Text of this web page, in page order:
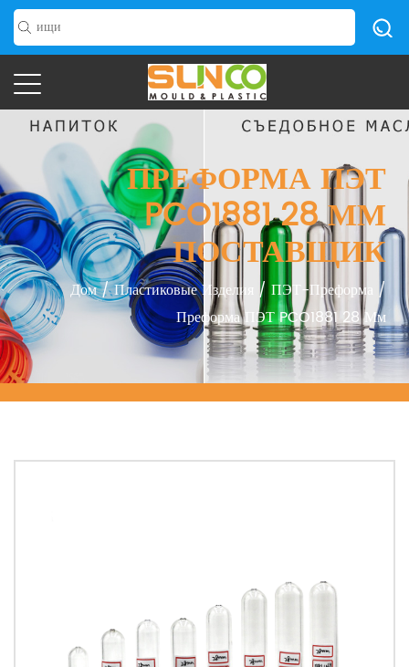
ПРЕФОРМА ПЭТ
PCO1881 28 ММ
ПОСТАВЩИК
Дом/Пластиковые Изделия / ПЭТ-Преформа /
Преформа ПЭТ PCO1881 28 Мм